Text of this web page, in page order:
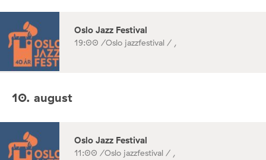
Oslo Jazz Festival
19:00 /Oslo jazzfestival / ,
10. august
Oslo Jazz Festival
11:00 /Oslo jazzfestival / ,